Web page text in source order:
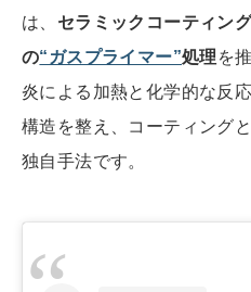
は、 セラミックコーティン
の“ガスプライマー”処理 を
炎による加熱と化学的な反
構造を整え、コーティング
独自手法です。